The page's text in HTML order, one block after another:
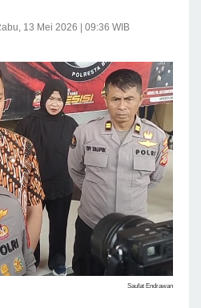
13 Mei 2026 | 09:36 WIB
Saufat Endrawan